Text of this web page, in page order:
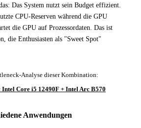
Das System nutzt sein Budget effizient.
CPU-Reserven während die GPU
die GPU auf Prozessordaten. Das ist
die Enthusiasten als "Sweet Spot"
Analyse dieser Kombination:
Core i5 12490F + Intel Arc B570
Anwendungen